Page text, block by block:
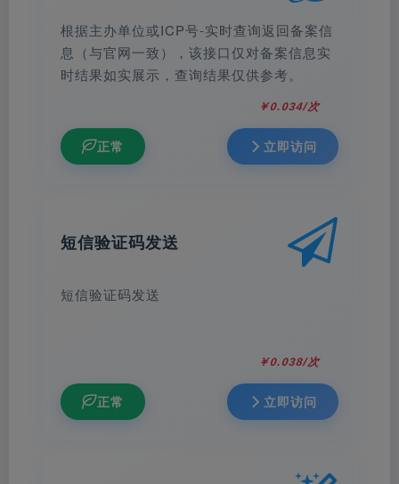
根据主办单位或ICP号-实时查询返回备案信
息（与官网一致），该接口仅对备案信息实
时结果如实展示，查询结果仅供参考。
￥0.034/次
正常 立即访问
短信验证码发送
短信验证码发送
￥0.038/次
正常 立即访问